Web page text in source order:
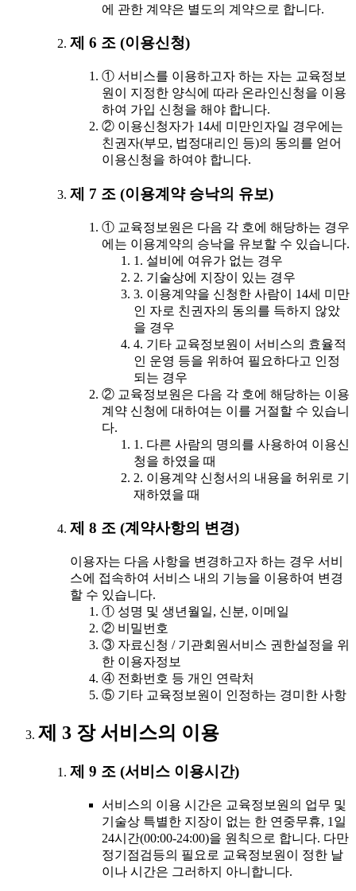
에 관한 계약은 별도의 계약으로 합니다.
제 6 조 (이용신청)
① 서비스를 이용하고자 하는 자는 교육정보
원이 지정한 양식에 따라 온라인신청을 이용
하여 가입 신청을 해야 합니다.
② 이용신청자가 14세 미만인자일 경우에는
친권자(부모, 법정대리인 등)의 동의를 얻어
이용신청을 하여야 합니다.
제 7 조 (이용계약 승낙의 유보)
① 교육정보원은 다음 각 호에 해당하는 경우
에는 이용계약의 승낙을 유보할 수 있습니다.
1. 설비에 여유가 없는 경우
2. 기술상에 지장이 있는 경우
3. 이용계약을 신청한 사람이 14세 미만
인 자로 친권자의 동의를 득하지 않았
을 경우
4. 기타 교육정보원이 서비스의 효율적
인 운영 등을 위하여 필요하다고 인정
되는 경우
② 교육정보원은 다음 각 호에 해당하는 이용
계약 신청에 대하여는 이를 거절할 수 있습니
다.
1. 다른 사람의 명의를 사용하여 이용신
청을 하였을 때
2. 이용계약 신청서의 내용을 허위로 기
재하였을 때
제 8 조 (계약사항의 변경)
이용자는 다음 사항을 변경하고자 하는 경우 서비
스에 접속하여 서비스 내의 기능을 이용하여 변경
할 수 있습니다.
① 성명 및 생년월일, 신분, 이메일
② 비밀번호
③ 자료신청 / 기관회원서비스 권한설정을 위
한 이용자정보
④ 전화번호 등 개인 연락처
⑤ 기타 교육정보원이 인정하는 경미한 사항
제 3 장 서비스의 이용
제 9 조 (서비스 이용시간)
서비스의 이용 시간은 교육정보원의 업무 및
기술상 특별한 지장이 없는 한 연중무휴, 1일
24시간(00:00-24:00)을 원칙으로 합니다. 다만
정기점검등의 필요로 교육정보원이 정한 날
이나 시간은 그러하지 아니합니다.